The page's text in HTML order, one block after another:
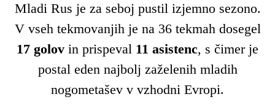
Mladi Rus je za seboj pustil izjemno sezono.
V vseh tekmovanjih je na 36 tekmah dosegel
17 golov in prispeval 11 asistenc, s čimer je
postal eden najbolj zaželenih mladih
nogometašev v vzhodni Evropi.